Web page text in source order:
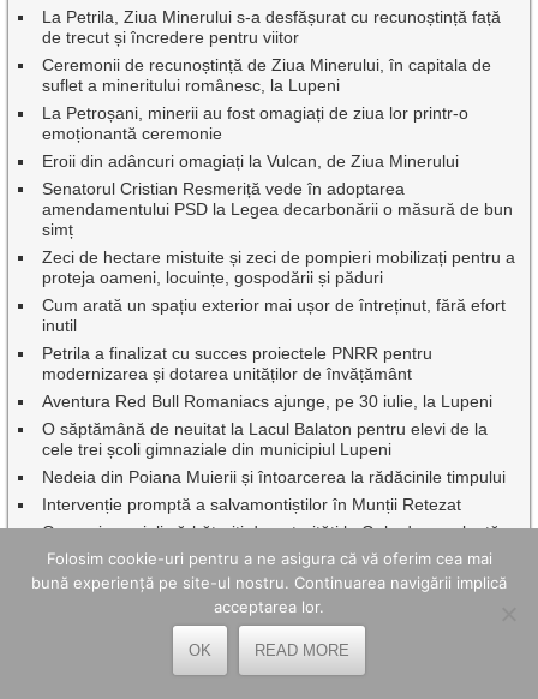
La Petrila, Ziua Minerului s-a desfășurat cu recunoștință față
de trecut și încredere pentru viitor
Ceremonii de recunoștință de Ziua Minerului, în capitala de
suflet a mineritului românesc, la Lupeni
La Petroșani, minerii au fost omagiați de ziua lor printr-o
emoționantă ceremonie
Eroii din adâncuri omagiați la Vulcan, de Ziua Minerului
Senatorul Cristian Resmeriță vede în adoptarea
amendamentului PSD la Legea decarbonării o măsură de bun
simț
Zeci de hectare mistuite și zeci de pompieri mobilizați pentru a
proteja oameni, locuințe, gospodării și păduri
Cum arată un spațiu exterior mai ușor de întreținut, fără efort
inutil
Petrila a finalizat cu succes proiectele PNRR pentru
modernizarea și dotarea unităților de învățământ
Aventura Red Bull Romaniacs ajunge, pe 30 iulie, la Lupeni
O săptămână de neuitat la Lacul Balaton pentru elevi de la
cele trei școli gimnaziale din municipiul Lupeni
Nedeia din Poiana Muierii și întoarcerea la rădăcinile timpului
Intervenție promptă a salvamontiștilor în Munții Retezat
Oameni speciali sărbătoriți de autorități la Gala de excelenţă
”Hunedoreni de succes”, ediția 2026
Caravana TIFF a transformat Mina Petrila în cinema în aer
Cum reduci costurile de livrare pentru magazinul online – 7
Vin Zilele Municipiului Petroșani, cu Oana Radu, Aurel Tămaș
Folosim cookie-uri pentru a ne asigura că vă oferim cea mai
bună experiență pe site-ul nostru. Continuarea navigării implică
acceptarea lor.
OK READ MORE